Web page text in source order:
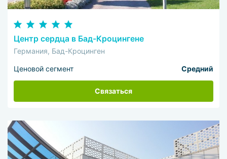
Центр сердца в Бад-Кроцингене
Германия, Бад-Кроцинген
Ценовой сегмент Средний
Связаться